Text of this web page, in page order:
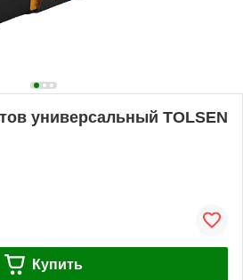
универсальный TOLSEN
Купить